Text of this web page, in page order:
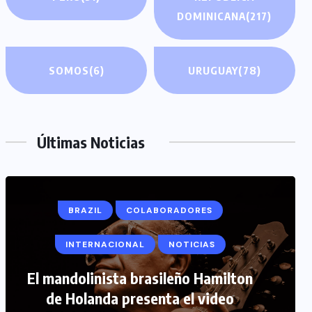
DOMINICANA(217)
SOMOS(6) URUGUAY(78)
Últimas Noticias
COLABORADORES INTERNACIONAL
NOTICIAS PERIODISMO TURISTICO